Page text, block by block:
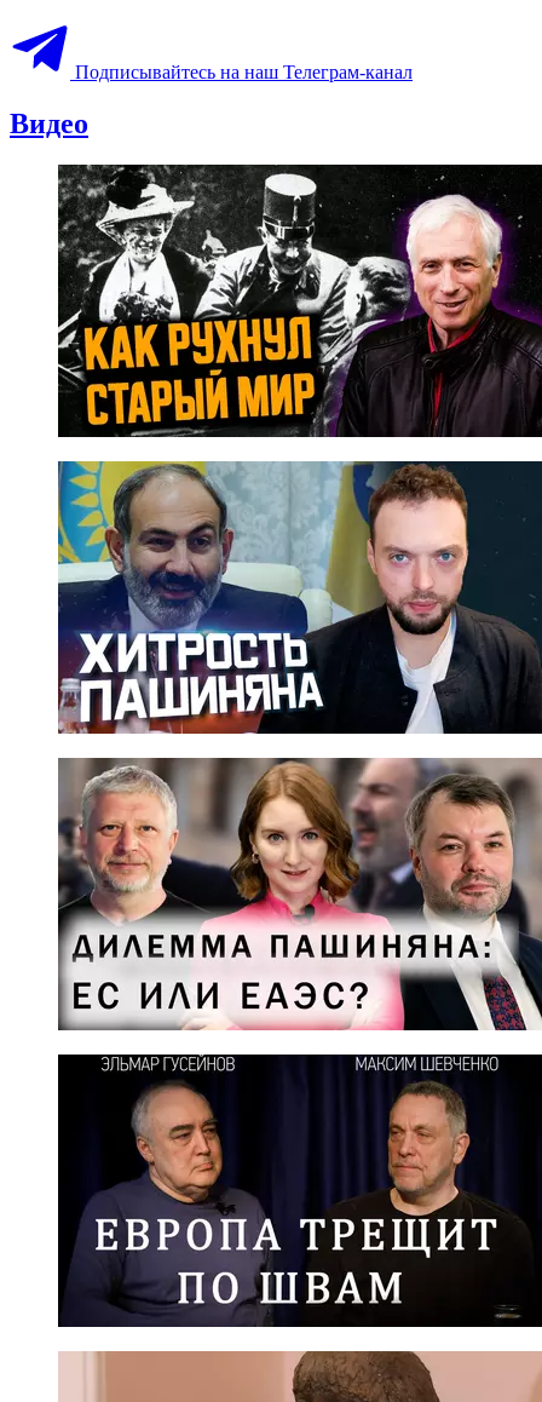
Подписывайтесь на наш Телеграм-канал
Видео